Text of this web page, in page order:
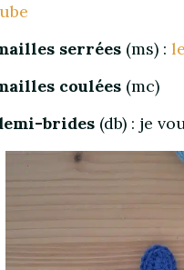
serrées (ms) :
coulées (mc)
brides (db) : je